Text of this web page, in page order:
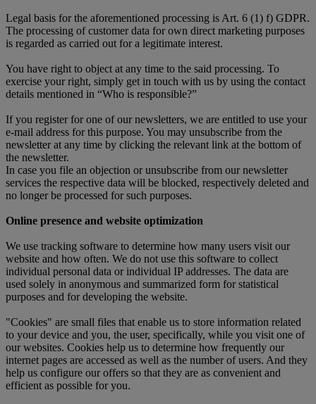
Legal basis for the aforementioned processing is Art. 6 (1) f) GDPR.
The processing of customer data for own direct marketing purposes
is regarded as carried out for a legitimate interest.
You have right to object at any time to the said processing. To
exercise your right, simply get in touch with us by using the contact
details mentioned in “Who is responsible?”
If you register for one of our newsletters, we are entitled to use your
e-mail address for this purpose. You may unsubscribe from the
newsletter at any time by clicking the relevant link at the bottom of
the newsletter.
In case you file an objection or unsubscribe from our newsletter
services the respective data will be blocked, respectively deleted and
no longer be processed for such purposes.
Online presence and website optimization
We use tracking software to determine how many users visit our
website and how often. We do not use this software to collect
individual personal data or individual IP addresses. The data are
used solely in anonymous and summarized form for statistical
purposes and for developing the website.
"Cookies" are small files that enable us to store information related
to your device and you, the user, specifically, while you visit one of
our websites. Cookies help us to determine how frequently our
internet pages are accessed as well as the number of users. And they
help us configure our offers so that they are as convenient and
efficient as possible for you.